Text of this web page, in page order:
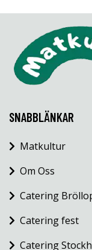
SNABBLÄNKAR
Matkultur
Om Oss
Catering
Catering fest
Catering